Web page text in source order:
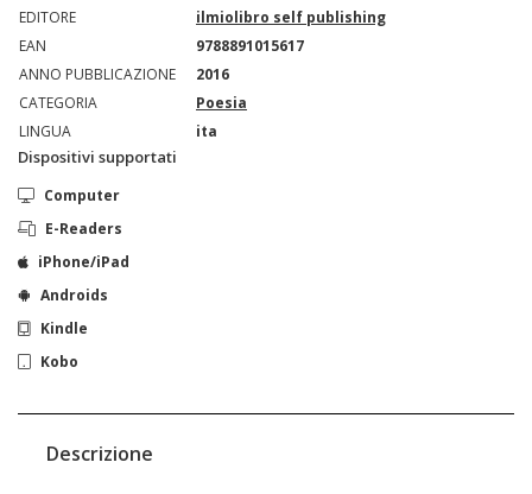
EDITORE
ilmiolibro self publishing
EAN
9788891015617
ANNO PUBBLICAZIONE
2016
CATEGORIA
Poesia
LINGUA
ita
Dispositivi supportati
Computer
E-Readers
iPhone/iPad
Androids
Kindle
Kobo
Descrizione